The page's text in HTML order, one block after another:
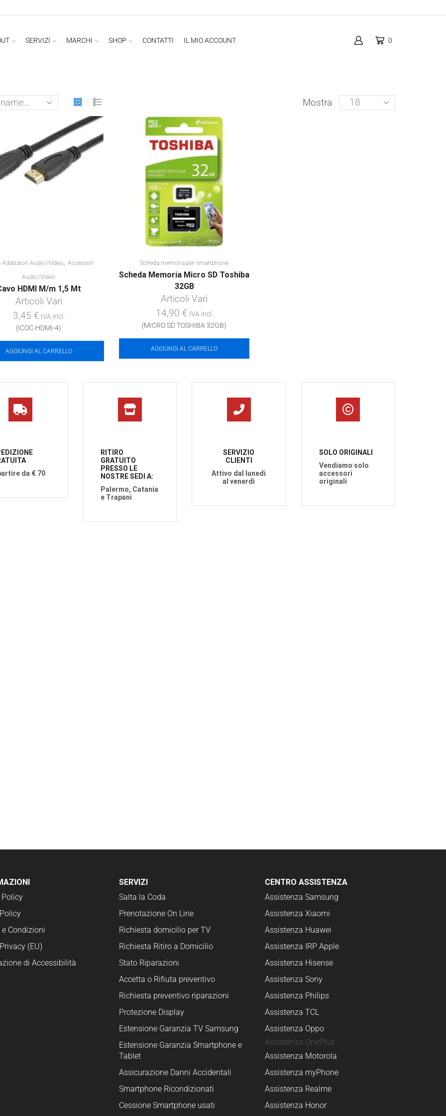
SERVIZI MARCHI SHOP CONTATTI IL MIO ACCOUNT 0
Mostra
Products
Adattatori Audio/Video, Accessori
Audio/Video
HDMI M/m 1,5 Mt
Articoli Vari
3,45 € IVA incl.
(ICOC-HDMI-4)
AGGIUNGI AL CARRELLO
Scheda memoria per smartphone
Scheda Memoria Micro SD Toshiba
32GB
Articoli Vari
14,90 € IVA incl.
(MICRO SD TOSHIBA 32GB)
AGGIUNGI AL CARRELLO
da € 70
RITIRO
GRATUITO
PRESSO LE
NOSTRE SEDI A:
Palermo, Catania
e Trapani
SERVIZIO
CLIENTI
Attivo dal lunedì
al venerdì
SOLO ORIGINALI
Vendiamo solo
accessori
originali
Condizioni
(EU)
di Accessibilità
SERVIZI
Salta la Coda
Prenotazione On Line
Richiesta domicilio per TV
Richiesta Ritiro a Domicilio
Stato Riparazioni
Accetta o Rifiuta preventivo
Richiesta preventivo riparazioni
Protezione Display
Estensione Garanzia TV Samsung
Estensione Garanzia Smartphone e
Tablet
Assicurazione Danni Accidentali
Smartphone Ricondizionati
Cessione Smartphone usati
CENTRO ASSISTENZA
Assistenza Samsung
Assistenza Xiaomi
Assistenza Huawei
Assistenza IRP Apple
Assistenza Hisense
Assistenza Sony
Assistenza Philips
Assistenza TCL
Assistenza Oppo
Assistenza OnePlus
Assistenza Motorola
Assistenza myPhone
Assistenza Realme
Assistenza Honor